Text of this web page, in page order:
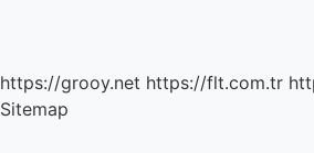
https://grooy.net https://flt.com.tr
Sitemap